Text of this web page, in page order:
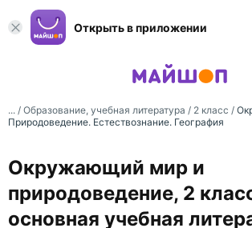
Открыть в приложении
... / Образование, учебная литература / 2 класс /
Природоведение. Естествознание. География
Окружающий мир и
природоведение, 2
основная учебная